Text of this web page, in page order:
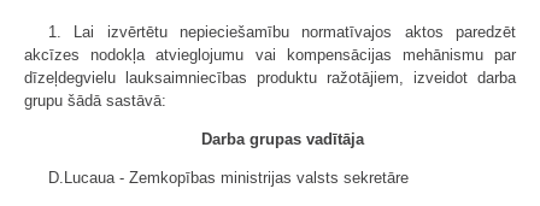
1. Lai izvērtētu nepieciešamību normatīvajos aktos paredzēt
akcīzes nodokļa atvieglojumu vai kompensācijas mehānismu par
dīzeļdegvielu lauksaimniecības produktu ražotājiem, izveidot darba
grupu šādā sastāvā:
Darba grupas vadītāja
D.Lucaua - Zemkopības ministrijas valsts sekretāre